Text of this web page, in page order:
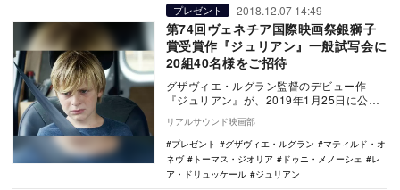
プレゼント 2018.12.07 14:49
第74回ヴェネチア国際映画祭銀獅子
賞受賞作『ジュリアン』一般試写会に
20組40名様をご招待
グザヴィエ・ルグラン監督のデビュー作
『ジュリアン』が、2019年1月25日に公開
される。 本作は、『シェイプ・オブ・ウ
ォータ…
リアルサウンド映画部
プレゼント
グザヴィエ・ルグラン
マティルド・オ
ネヴ
トーマス・ジオリア ドゥニ・メノーシェ
レ
ア・ドリュッケール
ジュリアン